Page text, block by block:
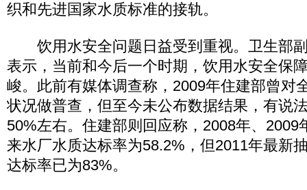
织和先进国家水质标准的接轨。
饮用水安全问题日益受到重视。卫生部
表示，当前和今后一个时期，饮用水安全保
峻。此前有媒体调查称，2009年住建部曾对
状况做普查，但至今未公布数据结果，有说
50%左右。住建部则回应称，2008年、2009
来水厂水质达标率为58.2%，但2011年最新
达标率已为83%。